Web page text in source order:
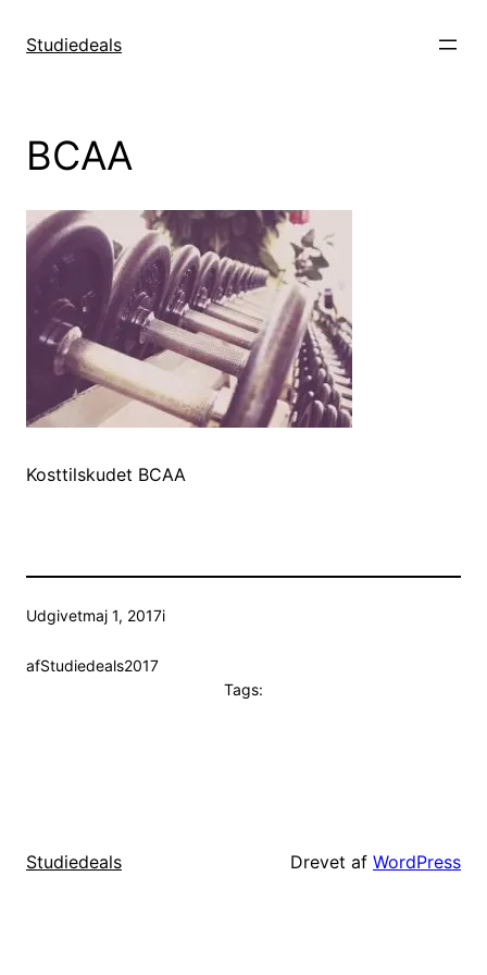
Studiedeals
BCAA
Kosttilskudet BCAA
Udgivetmaj 1, 2017i
afStudiedeals2017
Tags:
Studiedeals Drevet af WordPress